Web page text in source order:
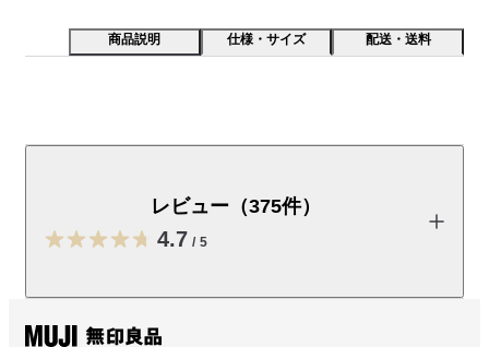
商品説明 仕様・サイズ 配送・送料
※お客様のご都合による出荷後の返品・キャンセル・交換は承れ
※SALE価格の食品は、店舗受け取り対象外です。
レビュー（375件）
4.7 / 5